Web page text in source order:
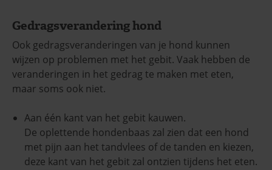
Gedragsverandering hond
Ook gedragsveranderingen van je hond kunnen
wijzen op problemen met het gebit. Vaak hebben de
veranderingen in het gedrag te maken met eten,
maar soms ook niet.
Aan één kant van het gebit kauwen.
De oplettende hondenbaas zal zien dat een hond
met pijn aan het tandvlees of de tanden en kiezen,
deze kant van het gebit zal ontzien tijdens het eten.